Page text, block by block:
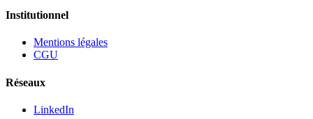
Institutionnel
Mentions légales
CGU
Réseaux
LinkedIn